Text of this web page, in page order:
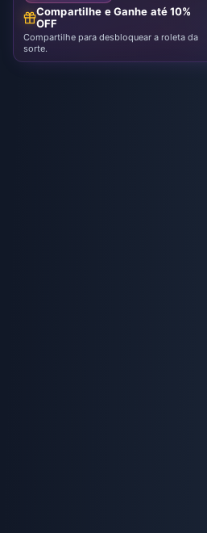
Compartilhe e Ganhe até 10%
OFF
Compartilhe para desbloquear a roleta da
sorte.